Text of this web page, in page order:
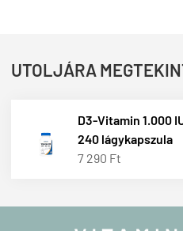
UTOLJÁRA
D3-Vitamin 1.000
240 lágykapszula
7 290 Ft